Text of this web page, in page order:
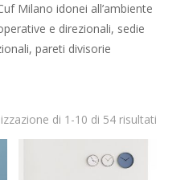
Milano idonei all’ambiente
e direzionali, sedie
pareti divisorie
di 1-10 di 54 risultati